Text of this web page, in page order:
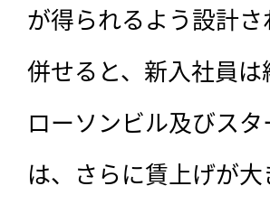
が得られるよう設計
併せると、新入社員
ローソンビル及びス
は、さらに賃上げが